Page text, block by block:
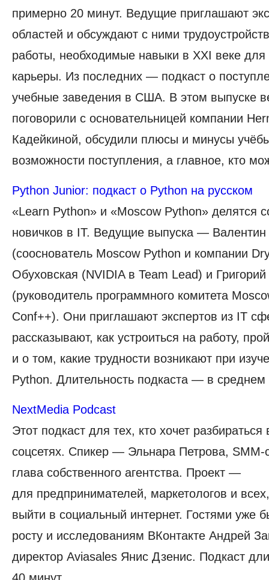
примерно 20 минут. Ведущие приглашают
областей и обсуждают с ними
работы, необходимые навыки в XXI веке для
карьеры. Из последних — подкаст о
учебные заведения в США. В этом выпуске
поговорили с основательницей компании
Кадейкиной, обсудили плюсы и минусы
возможности поступления, а главное, кто
Python Junior: подкаст о Python на русском
«Learn Python» и «Moscow Python» делятся
новичков в IT. Ведущие выпуска —
(сооснователь Moscow Python и компании
Обуховская (NVIDIA в Team Lead) и
(руководитель программного комитета
Conf++). Они приглашают экспертов из IT
рассказывают, как устроиться на работу,
и о том, какие трудности возникают при
Python. Длительность подкаста — в среднем
NextMedia Podcast
Этот подкаст для тех, кто хочет разбираться
соцсетях. Спикер — Эльнара Петрова, SMM-
глава собственного агентства. Проект —
для предпринимателей, маркетологов и
выйти в социальный интернет. Гостями уже
росту и исследованиям ВКонтакте Андрей
директор Aviasales Янис Дзенис. Подкаст